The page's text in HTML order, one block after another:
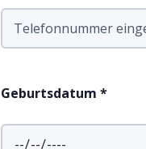
Geburtsdatum *